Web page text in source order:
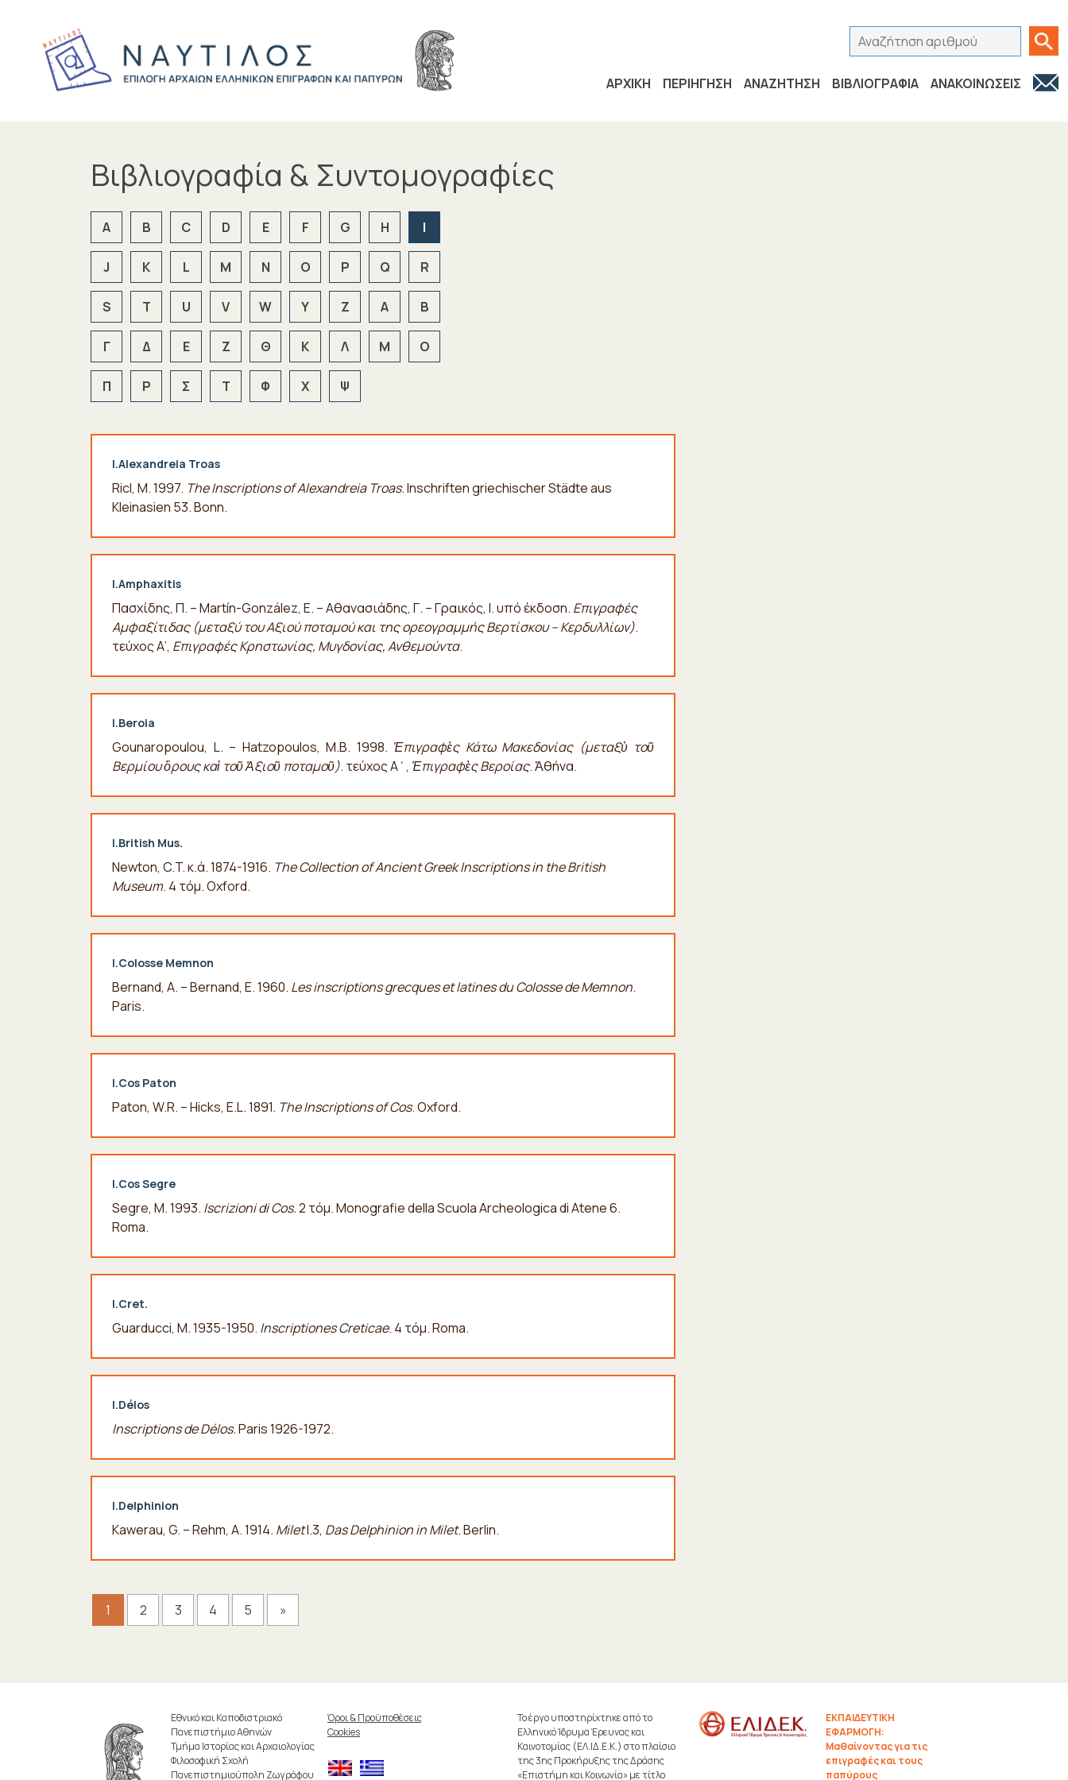
Αναζήτηση αριθμού
ΑΡΧΙΚΗ
ΠΕΡΙΗΓΗΣΗ ΑΝΑΖΗΤΗΣΗ ΒΙΒΛΙΟΓΡΑΦΙΑ ΑΝΑΚΟΙΝΩΣΕΙΣ
Βιβλιογραφία & Συντομογραφίες
A B C D E F G H I
J K L M N O P Q R
S T U V W Y Z Α Β
Γ Δ Ε Ζ Θ Κ Λ Μ Ο
Π Ρ Σ Τ Φ Χ Ψ
I.Alexandreia Troas
Ricl, M. 1997. The Ιnscriptions of Alexandreia Troas.Inschriften griechischer Städte aus
Kleinasien 53. Bonn.
I.Amphaxitis
Πασχίδης, Π. – Martín-González, E. – Αθανασιάδης, Γ. – Γραικός, Ι. υπό έκδοση. Επιγραφές
Αμφαξίτιδας (μεταξύ του Αξιού ποταμού και της ορεογραμμής Βερτίσκου – Κερδυλλίων).
τεύχος Α’, Επιγραφές Κρηστωνίας, Μυγδονίας, Ανθεμούντα.
I.Beroia
Gounaropoulou, L. – Hatzopoulos, M.B. 1998. Ἐπιγραφὲς Κάτω Μακεδονίας (μεταξὺ τοῦ
Βερμίου ὄρους καὶ τοῦ Ἀξιοῦ ποταμοῦ). τεύχος Α΄, Ἐπιγραφὲς Βεροίας. Ἀθήνα.
I.British Mus.
Newton, C.T. κ.ά. 1874-1916. The Collection of Ancient Greek Inscriptions in the British
Museum. 4 τόμ. Oxford.
I.Colosse Memnon
Bernand, A. – Bernand, Ε. 1960. Les inscriptions grecques et latines du Colosse de Memnon.
Paris.
I.Cos Paton
Paton, W.R. – Hicks, E.L. 1891. The Inscriptions of Cos. Oxford.
I.Cos Segre
Segre, M. 1993. Iscrizioni di Cos.2 τόμ. Monografie della Scuola Archeologica di Atene 6.
Roma.
I.Cret.
Guarducci, M. 1935-1950. Inscriptiones Creticae. 4 τόμ. Roma.
I.Délos
Inscriptions de Délos.Paris 1926-1972.
I.Delphinion
Kawerau, G. – Rehm, A. 1914. MiletI.3, Das Delphinion in Milet. Berlin.
1 2 3 4 5 »
Εθνικό και Καποδιστριακό
Πανεπιστήμιο Αθηνών
Τμήμα Ιστορίας και Αρχαιολογίας
Φιλοσοφική Σχολή
Πανεπιστημιούπολη Ζωγράφου
Όροι & Προϋποθέσεις
Cookies
Το έργο υποστηρίχτηκε από το
Ελληνικό Ίδρυμα Έρευνας και
Καινοτομίας (ΕΛ.ΙΔ.Ε.Κ.) στο πλαίσιο
της 3ης Προκήρυξης της Δράσης
«Επιστήμη και Κοινωνία» με τίτλο
ΕΚΠΑΙΔΕΥΤΙΚΗ
ΕΦΑΡΜΟΓΗ:
Μαθαίνοντας για τις
επιγραφές και τους
παπύρους